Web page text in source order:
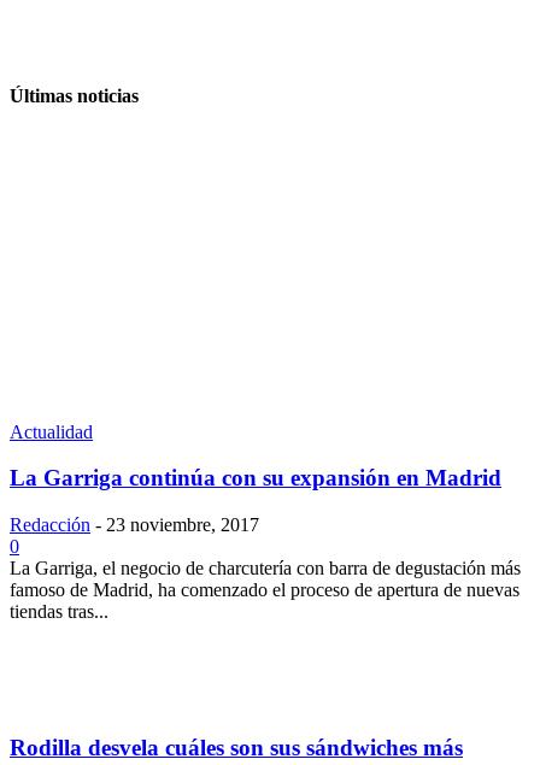
Últimas noticias
Actualidad
La Garriga continúa con su expansión en Madrid
Redacción - 23 noviembre, 2017
0
La Garriga, el negocio de charcutería con barra de degustación más
famoso de Madrid, ha comenzado el proceso de apertura de nuevas
tiendas tras...
Rodilla desvela cuáles son sus sándwiches más